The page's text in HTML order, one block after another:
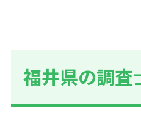
福井県の調査